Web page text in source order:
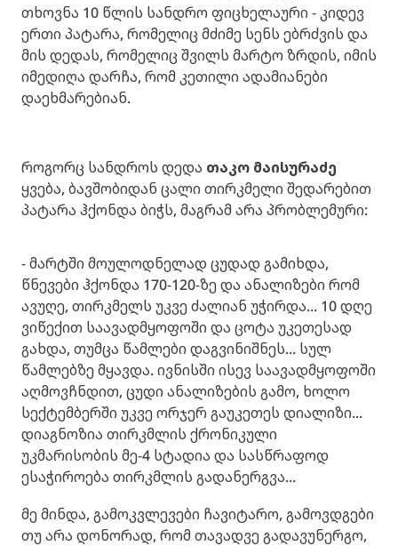
თხოვნა 10 წლის სანდრო ფიცხელაური - კიდევ
ერთი პატარა, რომელიც მძიმე სენს ებრძვის და
მის დედას, რომელიც შვილს მარტო ზრდის, იმის
იმედიღა დარჩა, რომ კეთილი ადამიანები
დაეხმარებიან.
როგორც სანდროს დედა თაკო მაისურაძე
ყვება, ბავშობიდან ცალი თირკმელი შედარებით
პატარა ჰქონდა ბიჭს, მაგრამ არა პრობლემური:
- მარტში მოულოდნელად ცუდად გამიხდა,
წნევები ჰქონდა 170-120-ზე და ანალიზები რომ
ავუღე, თირკმელს უკვე ძალიან უჭირდა... 10 დღე
ვიწექით საავადმყოფოში და ცოტა უკეთესად
გახდა, თუმცა წამლები დაგვინიშნეს... სულ
წამლებზე მყავდა. ივნისში ისევ საავადმყოფოში
აღმოვჩნდით, ცუდი ანალიზების გამო, ხოლო
სექტემბერში უკვე ორჯერ გაუკეთეს დიალიზი...
დიაგნოზია თირკმლის ქრონიკული
უკმარისობის მე-4 სტადია და სასწრაფოდ
ესაჭიროება თირკმლის გადანერგვა...
მე მინდა, გამოკვლევები ჩავიტარო, გამოვდგები
თუ არა დონორად, რომ თავადვე გადავუნერგო,